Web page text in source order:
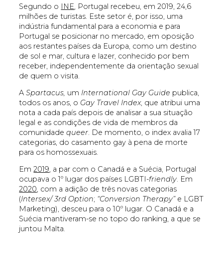
Segundo o INE , Portugal recebeu, em 2019, 24,6
milhões de turistas. Este setor é, por isso, uma
indústria fundamental para a economia e para
Portugal se posicionar no mercado, em oposição
aos restantes países da Europa, como um destino
de sol e mar, cultura e lazer, conhecido por bem
receber, independentemente da orientação sexual
de quem o visita.
ASpartacus, um International Gay Guide publica,
todos os anos, o Gay Travel Index, que atribui uma
nota a cada país depois de analisar a sua situação
legal e as condições de vida de membros da
comunidadequeer. De momento, o index avalia 17
categorias, do casamento gay à pena de morte
para os homossexuais.
Em2019, a par com o Canadá e a Suécia, Portugal
ocupava o 1º lugar dos países LGBTI-friendly. Em
2020, com a adição de três novas categorias
(Intersex/ 3rd Option; “Conversion Therapy”e LGBT
Marketing), desceu para o 10º lugar. O Canadá e a
Suécia mantiveram-se no topo do ranking, a que se
juntou Malta.